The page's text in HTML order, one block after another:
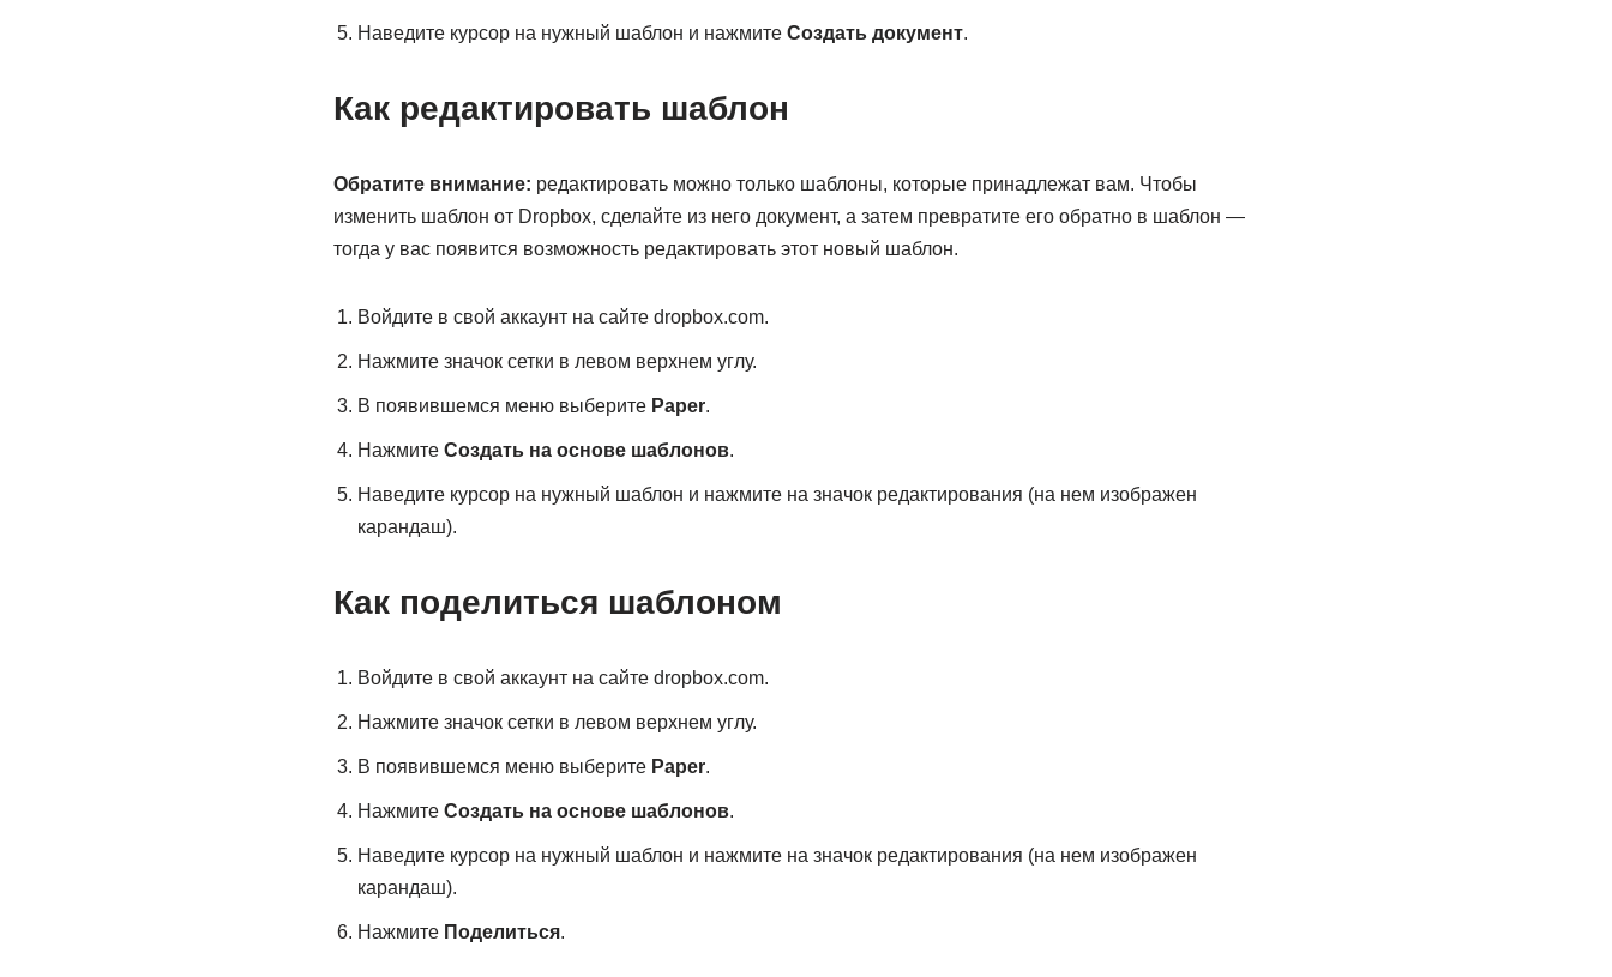
Наведите курсор на нужный шаблон и нажмите Создать документ.
Как редактировать шаблон
Обратите внимание: редактировать можно только шаблоны, которые принадлежат вам. Чтобы
изменить шаблон от Dropbox, сделайте из него документ, а затем превратите его обратно в шаблон —
тогда у вас появится возможность редактировать этот новый шаблон.
Войдите в свой аккаунт на сайте dropbox.com.
Нажмите значок сетки в левом верхнем углу.
В появившемся меню выберите Paper.
Нажмите Создать на основе шаблонов.
Наведите курсор на нужный шаблон и нажмите на значок редактирования (на нем изображен
карандаш).
Как поделиться шаблоном
Войдите в свой аккаунт на сайте dropbox.com.
Нажмите значок сетки в левом верхнем углу.
В появившемся меню выберите Paper.
Нажмите Создать на основе шаблонов.
Наведите курсор на нужный шаблон и нажмите на значок редактирования (на нем изображен
карандаш).
Нажмите Поделиться.